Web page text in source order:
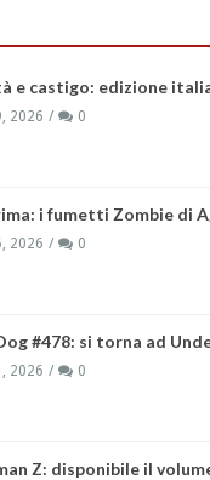
e castigo: edizione
2026 0
i fumetti Zombie di
2026 0
#478: si torna ad
2026 0
Z: disponibile il